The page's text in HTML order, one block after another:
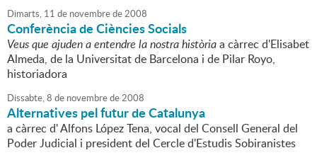
Dimarts, 11 de novembrede2008
Conferència de Ciències Socials
Veus que ajuden a entendre la nostra històriaa càrrec d'Elisabet
Almeda, de la Universitat de Barcelona i de Pilar Royo,
historiadora
Dissabte,8 de novembrede2008
Alternatives pel futur de Catalunya
a càrrec d' Alfons López Tena, vocal del Consell General del
Poder Judicial i president del Cercle d'Estudis Sobiranistes